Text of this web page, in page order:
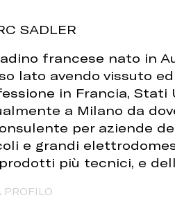
SADLER
francese nato in
lato avendo vissuto
in Francia, Stati
a Milano da
per aziende
e grandi
più tecnici, e
PROFILO